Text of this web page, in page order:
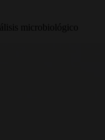
microbiológico